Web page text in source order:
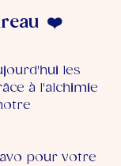
❤️
les
à l'alchimie
pour votre